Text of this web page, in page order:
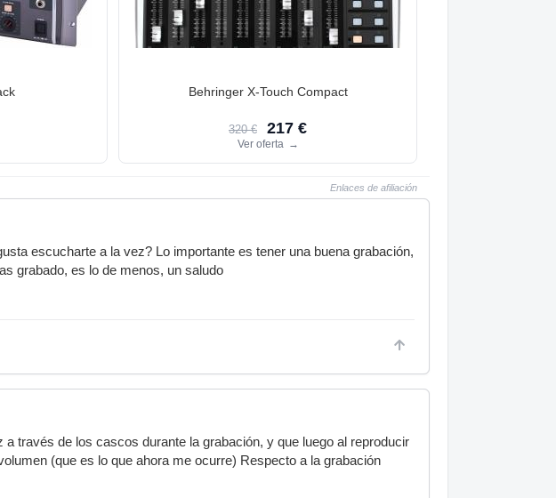
Behringer X-Touch Compact
320 € 217 €
Ver oferta →
Enlaces de afiliación
escucharte a la vez? Lo importante es tener una buena grabación,
grabado, es lo de menos, un saludo
través de los cascos durante la grabación, y que luego al reproducir
(que es lo que ahora me ocurre) Respecto a la grabación